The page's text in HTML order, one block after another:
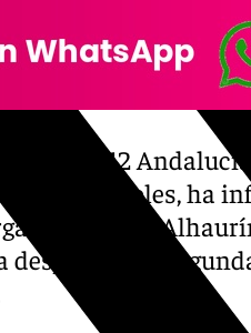
112
miércoles, ha
-dos en
desplazado a